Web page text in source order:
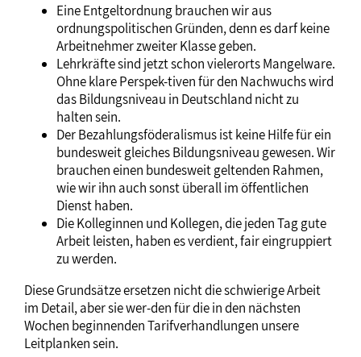
Eine Entgeltordnung brauchen wir aus
ordnungspolitischen Gründen, denn es darf keine
Arbeitnehmer zweiter Klasse geben.
Lehrkräfte sind jetzt schon vielerorts Mangelware.
Ohne klare Perspek-tiven für den Nachwuchs wird
das Bildungsniveau in Deutschland nicht zu
halten sein.
Der Bezahlungsföderalismus ist keine Hilfe für ein
bundesweit gleiches Bildungsniveau gewesen. Wir
brauchen einen bundesweit geltenden Rahmen,
wie wir ihn auch sonst überall im öffentlichen
Dienst haben.
Die Kolleginnen und Kollegen, die jeden Tag gute
Arbeit leisten, haben es verdient, fair eingruppiert
zu werden.
Diese Grundsätze ersetzen nicht die schwierige Arbeit
im Detail, aber sie wer-den für die in den nächsten
Wochen beginnenden Tarifverhandlungen unsere
Leitplanken sein.